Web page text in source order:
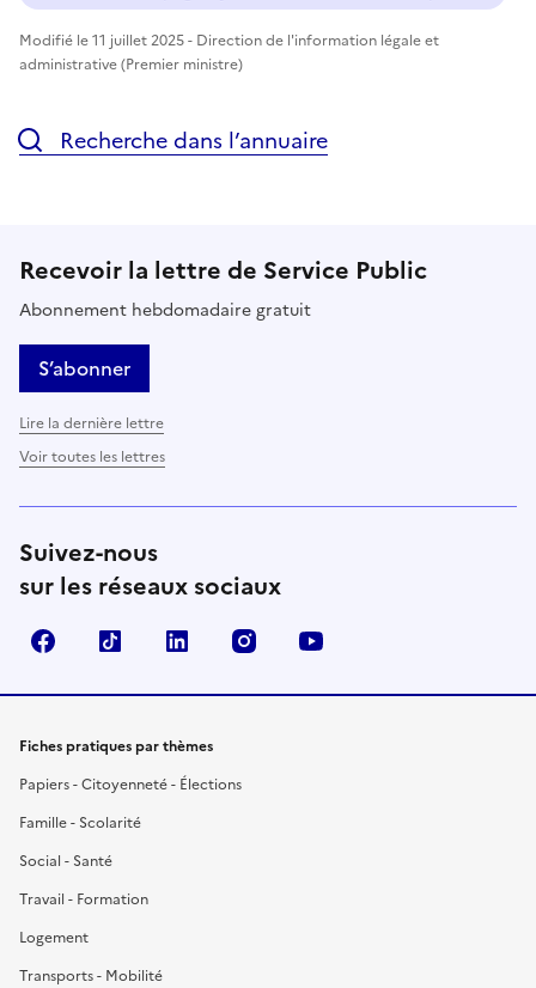
Modifié le 11 juillet 2025 - Direction de l'information légale et
administrative (Premier ministre)
Recherche dans l’annuaire
Recevoir la lettre de Service Public
Abonnement hebdomadaire gratuit
S’abonner
Lire la dernière lettre
Voir toutes les lettres
Suivez-nous
sur les réseaux sociaux
FacebookTikTok LinkedIn Instagram
Fiches pratiques par thèmes
Papiers - Citoyenneté - Élections
Famille - Scolarité
Social - Santé
Travail - Formation
Logement
Transports - Mobilité